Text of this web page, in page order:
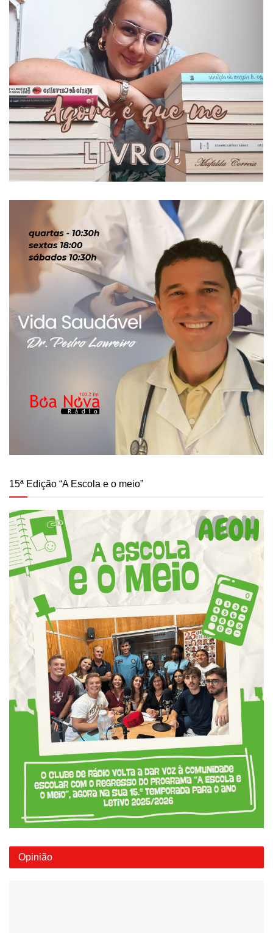
15ª Edição “A Escola e o meio”
Opinião